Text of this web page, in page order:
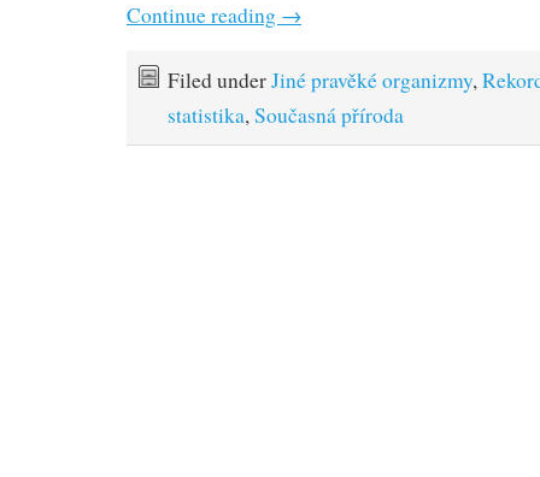
Continue reading →
Filed underJiné pravěké organizmy,
statistika,Současná příroda